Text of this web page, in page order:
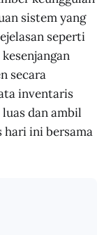
sistem yang
seperti
secara
inventaris
dan ambil
hari ini bersama